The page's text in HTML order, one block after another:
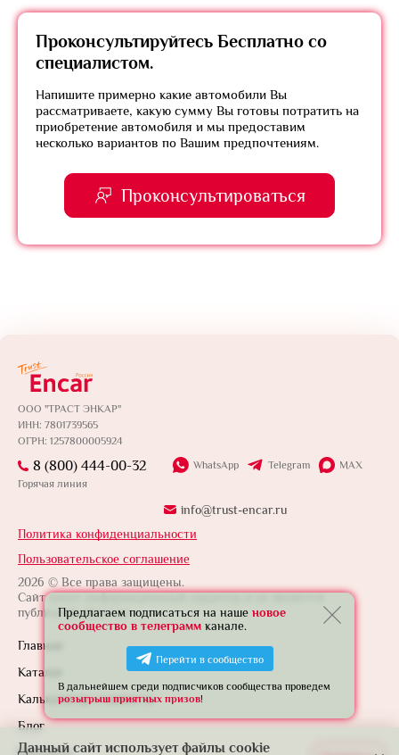
Проконсультируйтесь Бесплатно со
специалистом.
Напишите примерно какие автомобили Вы
рассматриваете, какую сумму Вы готовы потратить на
приобретение автомобиля и мы предоставим
несколько вариантов по Вашим предпочтениям.
Проконсультироваться
ООО "ТРАСТ ЭНКАР"
ИНН: 7801739565
ОГРН: 1257800005924
Политика конфиденциальности
Пользовательское соглашение
2026 © Все права защищены.
Сайт носит информационный характер и не является
публичной офертой.
Главная
Каталог
Калькулятор стоимости
Блог
8 (800) 444-00-32
Горячая линия
WhatsApp Telegram MAX
info@trust-encar.ru
Данный сайт использует файлы cookie
Предлагаем подписаться на наше новое
сообщество в телеграмм канале.
Перейти в сообщество
В дальнейшем среди подписчиков сообщества проведем
розыгрыш приятных призов!